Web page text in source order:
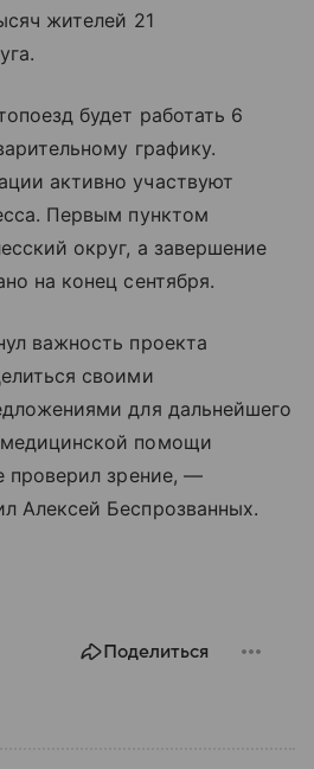
жителей 21
будет работать 6
графику.
активно участвуют
Первым пунктом
округ, а завершение
на конец сентября.
важность проекта
своими
для дальнейшего
помощи
проверил зрение, —
Алексей Беспрозванных.
Поделиться